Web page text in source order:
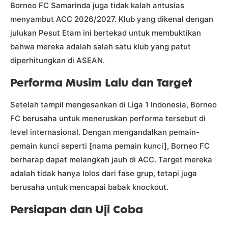
Borneo FC Samarinda juga tidak kalah antusias
menyambut ACC 2026/2027. Klub yang dikenal dengan
julukan Pesut Etam ini bertekad untuk membuktikan
bahwa mereka adalah salah satu klub yang patut
diperhitungkan di ASEAN.
Performa Musim Lalu dan Target
Setelah tampil mengesankan di Liga 1 Indonesia, Borneo
FC berusaha untuk meneruskan performa tersebut di
level internasional. Dengan mengandalkan pemain-
pemain kunci seperti [nama pemain kunci], Borneo FC
berharap dapat melangkah jauh di ACC. Target mereka
adalah tidak hanya lolos dari fase grup, tetapi juga
berusaha untuk mencapai babak knockout.
Persiapan dan Uji Coba